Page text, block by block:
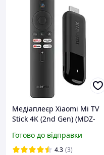
Медіаплеєр Xiaomi Mi TV
Stick 4K (2nd Gen) (MDZ-
Готово до відправки
4.3 (3)